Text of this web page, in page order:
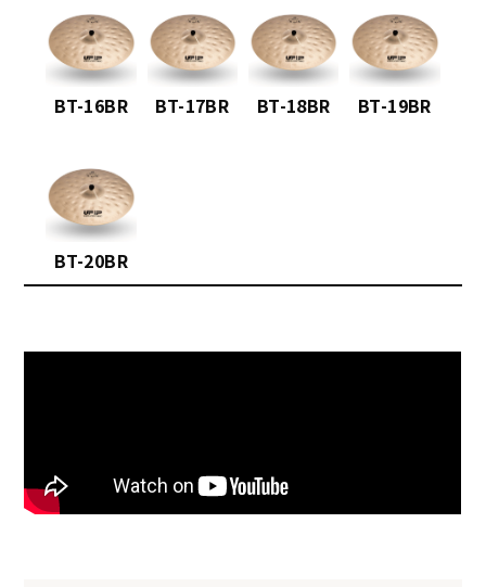
BT-16BR BT-17BR BT-18BR BT-19BR
BT-20BR